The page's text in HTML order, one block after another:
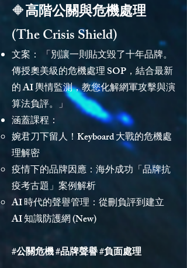
🔶高階公關與危機處理
(The Crisis Shield)
文案： 「別讓一則貼文毀了十年品牌。
傳授奧美級的危機處理 SOP，結合最新
的 AI 輿情監測，教您化解網軍攻擊與演
算法負評。」
涵蓋課程：
婉君刀下留人！Keyboard 大戰的危機處
理解密
疫情下的品牌因應：海外成功「品牌抗
疫考古題」案例解析
AI 時代的聲譽管理：從刪負評到建立
AI 知識防護網 (New)
#公關危機 #品牌聲譽 #負面處理